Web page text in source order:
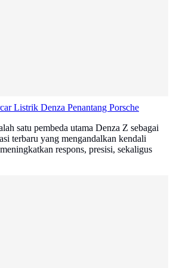
Listrik Denza Penantang Porsche
satu pembeda utama Denza Z sebagai
terbaru yang mengandalkan kendali
respons, presisi, sekaligus